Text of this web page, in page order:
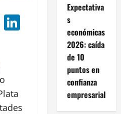
Telegram
LinkedIn
Expectativa
s
económicas
2026: caída
de 10
puntos en
confianza
empresarial